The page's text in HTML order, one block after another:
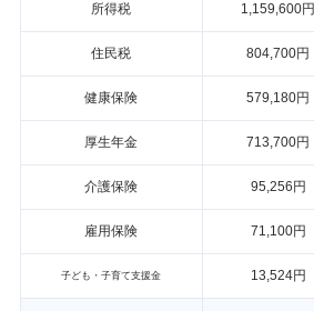
所得税 1,159,600円
住民税 804,700円
健康保険 579,180円
厚生年金 713,700円
介護保険 95,256円
雇用保険 71,100円
子ども・子育て支援金 13,524円